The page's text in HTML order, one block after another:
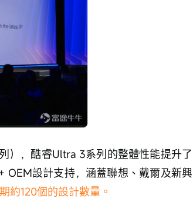
），酷睿Ultra 3系列的整體性能提升了
OEM設計支持，涵蓋聯想、戴爾及新興
約120個的設計數量。